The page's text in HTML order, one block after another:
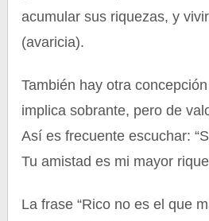
acumular sus riquezas, y
(avaricia).
También hay otra
implica sobrante, pero de
Así es frecuente escuchar:
Tu amistad es mi mayor
La frase “Rico no es el que